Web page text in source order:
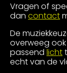
Vragen of
dan contact
De
overweeg
passend licht
echt van de